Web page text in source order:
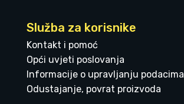
Služba za korisnike
Kontakt i pomoć
Opći uvjeti poslovanja
Informacije o upravljanju podacima
Odustajanje, povrat proizvoda